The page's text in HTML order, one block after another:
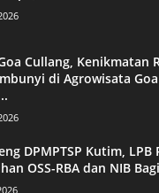
Cullang, Kenikmatan
di Agrowisata
DPMPTSP Kutim, LPB
OSS-RBA dan NIB